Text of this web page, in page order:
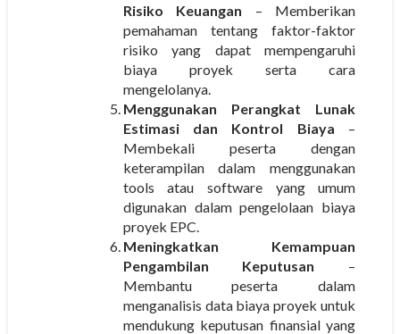
Risiko Keuangan – Memberikan
pemahaman tentang faktor-faktor
risiko yang dapat mempengaruhi
biaya proyek serta cara
mengelolanya.
Menggunakan Perangkat Lunak
Estimasi dan Kontrol Biaya –
Membekali peserta dengan
keterampilan dalam menggunakan
tools atau software yang umum
digunakan dalam pengelolaan biaya
proyek EPC.
Meningkatkan Kemampuan
Pengambilan Keputusan –
Membantu peserta dalam
menganalisis data biaya proyek untuk
mendukung keputusan finansial yang